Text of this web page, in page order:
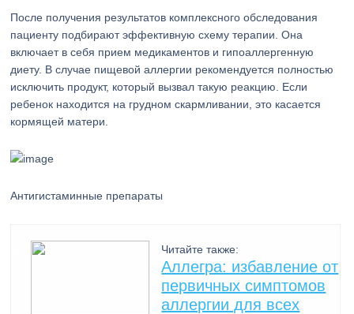
После получения результатов комплексного обследования
пациенту подбирают эффективную схему терапии. Она
включает в себя прием медикаментов и гипоаллергенную
диету. В случае пищевой аллергии рекомендуется полностью
исключить продукт, который вызвал такую реакцию. Если
ребенок находится на грудном скармливании, это касается
кормящей матери.
Антигистаминные препараты
Читайте также:
Аллегра: избавление от
первичных симптомов
аллергии для всех